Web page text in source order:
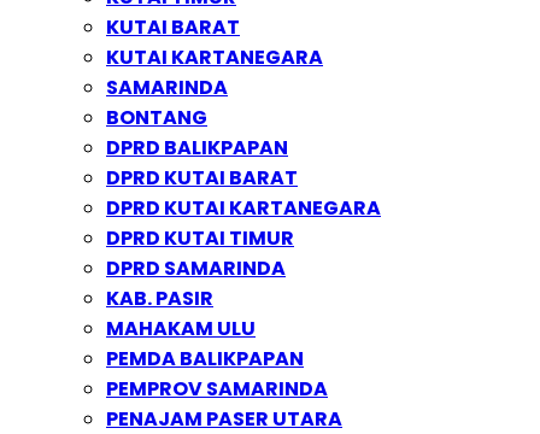
KUTAI BARAT
KUTAI KARTANEGARA
SAMARINDA
BONTANG
DPRD BALIKPAPAN
DPRD KUTAI BARAT
DPRD KUTAI KARTANEGARA
DPRD KUTAI TIMUR
DPRD SAMARINDA
KAB. PASIR
MAHAKAM ULU
PEMDA BALIKPAPAN
PEMPROV SAMARINDA
PENAJAM PASER UTARA